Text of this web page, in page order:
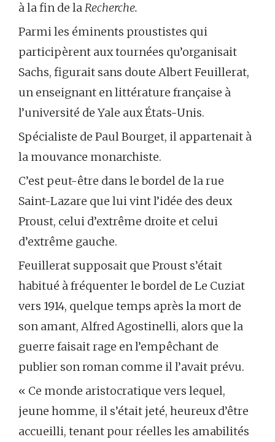
à la fin de laRecherche.
Parmi les éminents proustistes qui
participèrent aux tournées qu’organisait
Sachs, figurait sans doute Albert Feuillerat,
un enseignant en littérature française à
l’université de Yale aux États-Unis.
Spécialiste de Paul Bourget, il appartenait à
la mouvance monarchiste.
C’est peut-être dans le bordel de la rue
Saint-Lazare que lui vint l’idée des deux
Proust, celui d’extrême droite et celui
d’extrême gauche.
Feuillerat supposait que Proust s’était
habitué à fréquenter le bordel de Le Cuziat
vers 1914, quelque temps après la mort de
son amant, Alfred Agostinelli, alors que la
guerre faisait rage en l’empêchant de
publier son roman comme il l’avait prévu.
« Ce monde aristocratique vers lequel,
jeune homme, il s’était jeté, heureux d’être
accueilli, tenant pour réelles les amabilités